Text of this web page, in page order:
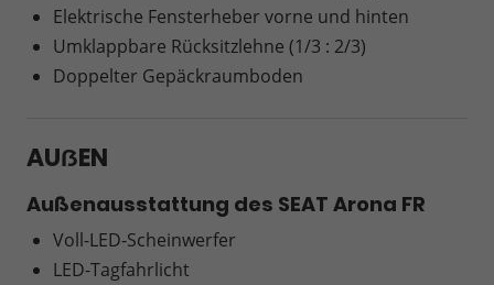
Elektrische Fensterheber vorne und hinten
Umklappbare Rücksitzlehne (1/3 : 2/3)
Doppelter Gepäckraumboden
AUẞEN
Außenausstattung des SEAT Arona FR
Voll-LED-Scheinwerfer
LED-Tagfahrlicht